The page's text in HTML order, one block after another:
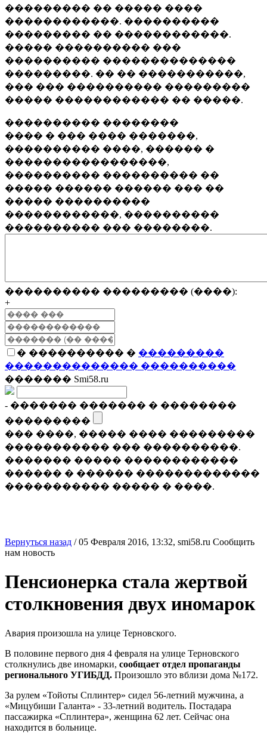
��������� �� ����� ����
������������. ����������
��������� �� ������������.
����� ���������� ���
���������� ��������������
���������. �� �� �����������,
��� ��� ���������� ���������
����� ������������ �� �����.
���������� ��������
���� � ��� ���� �������,
���������� ����, ������ �
�����������������,
���������� ���������� ��
����� ������ ������ ��� ��
����� ����������
������������, ����������
���������� ��� ��������.
���������� ��������� (����):
+
� ���������� � ���������
�������������� ����������
������� Smi58.ru
- ������� ������� � ��������
���������
��� ����, ����� ���� ���������
����������� ��� ����������.
������� ����� ������������
������ � ������ �������������
����������� ����� � ����.
Вернуться назад /05 Февраля 2016, 13:32, smi58.ru Сообщить
нам новость
Пенсионерка стала жертвой
столкновения двух иномарок
Авария произошла на улице Терновского.
В половине первого дня 4 февраля на улице Терновского
столкнулись две иномарки, сообщает отдел пропаганды
регионального УГИБДД. Произошло это вблизи дома №172.
За рулем «Тойоты Сплинтер» сидел 56-летний мужчина, а
«Мицубиши Галанта» - 33-летний водитель. Постадара
пассажирка «Сплинтера», женщина 62 лет. Сейчас она
находится в больнице.